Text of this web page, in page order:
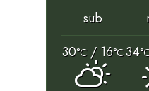
sub
30°C/ 16°C34